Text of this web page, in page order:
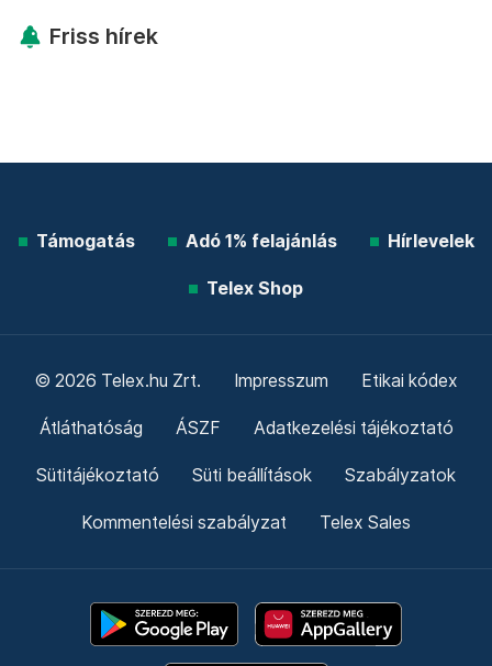
Friss hírek
Támogatás Adó 1% felajánlás Hírlevelek
Telex Shop
© 2026 Telex.hu Zrt. Impresszum Etikai kódex
Átláthatóság ÁSZF Adatkezelési tájékoztató
Sütitájékoztató Süti beállítások Szabályzatok
Kommentelési szabályzat Telex Sales